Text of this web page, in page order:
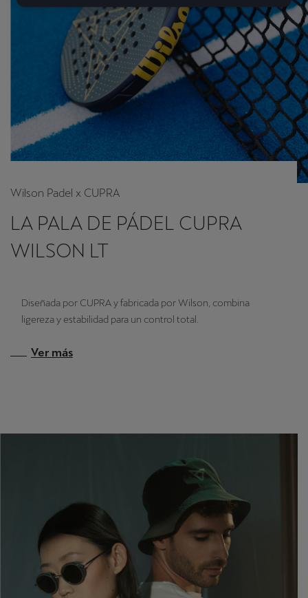
Wilson Padel x CUPRA
LA PALA DE PÁDEL CUPRA
WILSON LT
Diseñada por CUPRA y fabricada por Wilson, combina
ligereza y estabilidad para un control total.
Ver más